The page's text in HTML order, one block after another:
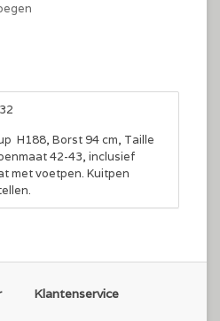
H188, Borst 94 cm, Taille
42-43, inclusief
met voetpen. Kuitpen
Klantenservice